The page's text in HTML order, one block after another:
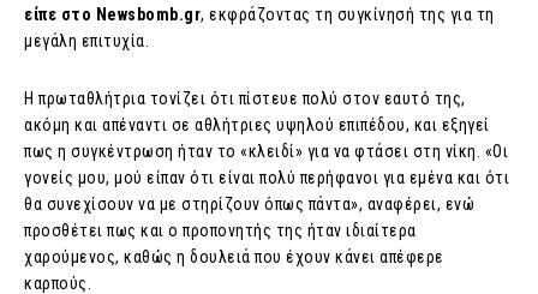
είπε στο Newsbomb.gr, εκφράζοντας τη συγκίνησή της για τη
μεγάλη επιτυχία.
Η πρωταθλήτρια τονίζει ότι πίστευε πολύ στον εαυτό της,
ακόμη και απέναντι σε αθλήτριες υψηλού επιπέδου, και εξηγεί
πως η συγκέντρωση ήταν το «κλειδί» για να φτάσει στη νίκη. «Οι
γονείς μου, μού είπαν ότι είναι πολύ περήφανοι για εμένα και ότι
θα συνεχίσουν να με στηρίζουν όπως πάντα», αναφέρει, ενώ
προσθέτει πως και ο προπονητής της ήταν ιδιαίτερα
χαρούμενος, καθώς η δουλειά που έχουν κάνει απέφερε
καρπούς.